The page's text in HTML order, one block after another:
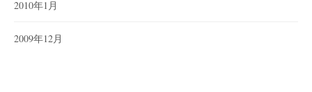
2010年1月
2009年12月